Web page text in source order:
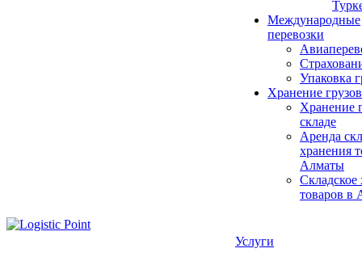
Международные
перевозки
Упаковка
Хранение
Хранение
складе
Аренда
хранения
Алматы
Складское
товаров в
Услуги